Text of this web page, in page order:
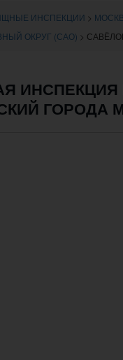
ИНСПЕКЦИИ >
ОКРУГ (САО) >
ИНСПЕКЦИЯ
ГОРОДА